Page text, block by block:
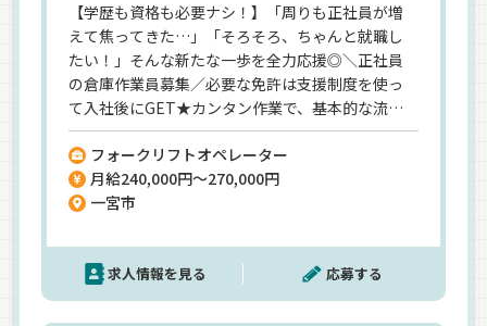
【学歴も資格も必要ナシ！】「周りも正社員が増
えて焦ってきた…」「そろそろ、ちゃんと就職し
たい！」そんな新たな一歩を全力応援◎＼正社員
の倉庫作業員募集／必要な免許は支援制度を使っ
て入社後にGET★カンタン作業で、基本的な流れ
は≪1週間≫あれば覚えられます！もちろん丁寧な
研修もあるので、ご安心を＾＾難しいことは一切な
いのに【月27万】可！賞与年2回で、年収400万近
くも…♪せっかく正社員になるなら、安定感も待
ちしてます♪
フォークリフトオペレーター
月給240,000円～270,000円
一宮市
求人情報を見る 応募する